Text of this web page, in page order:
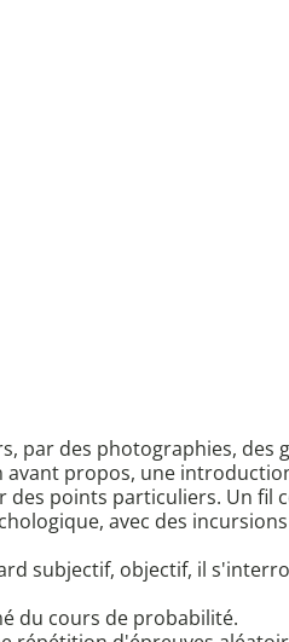
par des photographies,
propos, une
des points particuliers. Un
avec des
subjectif, objectif, il
du cours de probabilité.